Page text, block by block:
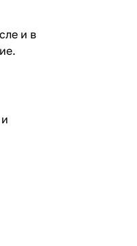
и в